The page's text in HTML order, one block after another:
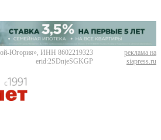
Югория», ИНН 8602219323
erid:2SDnjeSGKGP
реклама на
siapress.ru